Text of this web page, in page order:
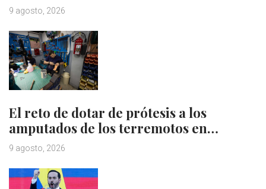
9 agosto, 2026
El reto de dotar de prótesis a los
amputados de los terremotos en…
9 agosto, 2026